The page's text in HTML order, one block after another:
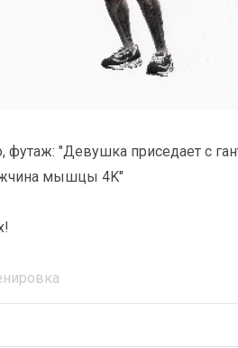
"Девушка приседает с
мышцы 4K"